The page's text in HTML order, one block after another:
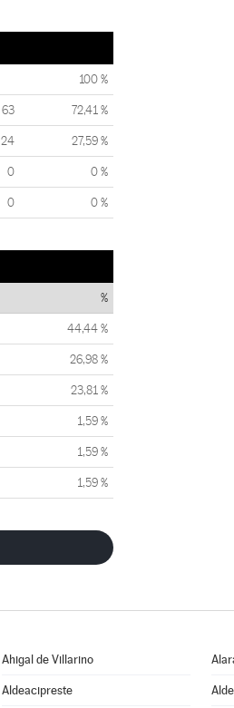
100 %
63 72,41 %
24 27,59 %
0 0 %
0 0 %
%
44,44 %
26,98 %
23,81 %
1,59 %
1,59 %
1,59 %
Ahigal de Villarino
Aldeacipreste